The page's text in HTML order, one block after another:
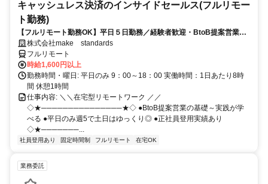
キャッシュレス決済のインサイドセールス(フルリモー
ト勤務)
【フルリモート勤務OK】平日５日勤務／経験者歓迎・BtoB提案営業で
スキルアップ
株式会社make standards
フルリモート
時給1,600円以上
勤務時間・曜日: 平日のみ 9：00～18：00 実働時間：1日あたり8時
間 休憩1時間
仕事内容: ＼＼在宅型リモートワーク ／／
◇★───────────────★◇ ●BtoB提案営業の基礎～実践が学
べる ●平日のみ週5で土日はゆっくり◎ ●正社員登用実績あり
◇★───────...
社員登用あり 固定時間制 フルリモート 在宅OK
業務委託